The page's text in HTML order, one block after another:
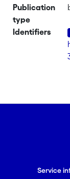
Publication
type
Identifiers
Service